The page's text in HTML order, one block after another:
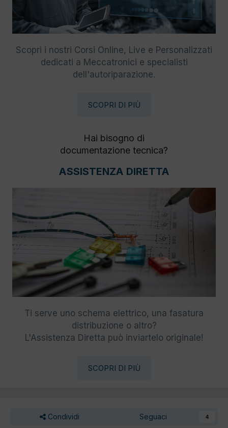
Scopri i nostri Corsi Online, Live e Personalizzati
dedicati a Meccatronici e specialisti
dell'autoriparazione.
SCOPRI DI PIÙ
Hai bisogno di
documentazione tecnica?
ASSISTENZA DIRETTA
Ti serve uno schema elettrico, una fasatura
distribuzione o altro?
L'Assistenza Diretta può inviartelo originale!
SCOPRI DI PIÙ
Condividi Seguaci 4